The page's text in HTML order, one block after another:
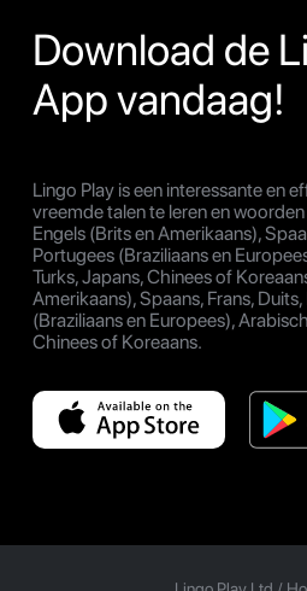
Download de
App vandaag!
Lingo Play is een interessante en
vreemde talen te leren en
Engels (Brits en Amerikaans),
Portugees (Braziliaans en
Turks, Japans, Chinees of
Amerikaans), Spaans, Frans,
(Braziliaans en Europees),
Chinees of Koreaans.